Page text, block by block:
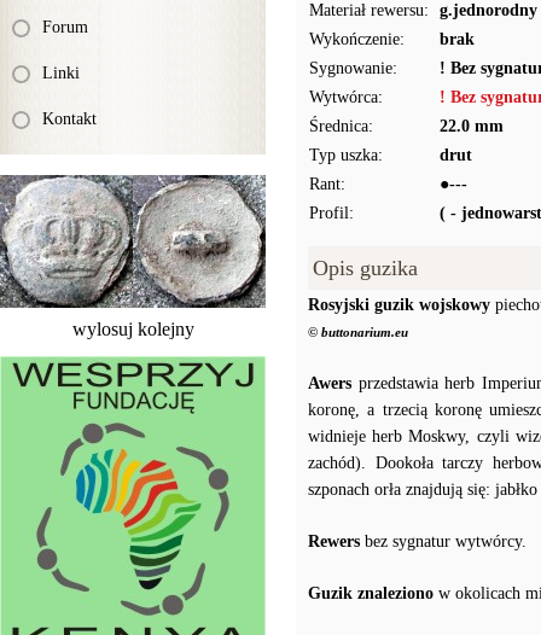
Forum
Linki
Kontakt
wylosuj kolejny
Materiał rewersu:
g.jednorodny
Wykończenie:
brak
Sygnowanie:
! Bez
Wytwórca:
! Bez
Średnica:
22.0 mm
Typ uszka:
drut
Rant:
●---
Profil:
( -
Opis guzika
Rosyjski guzik wojskowy
© buttonarium.eu
Awers przedstawia herb
koronę, a trzecią koronę
widnieje herb Moskwy, czyli
zachód). Dookoła tarczy
szponach orła znajdują się:
Rewers bez sygnatur wytwórcy.
Guzik znaleziono w okolicach